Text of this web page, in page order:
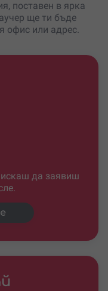
поставен в ярка
ще ти бъде
офис или адрес.
да заявиш